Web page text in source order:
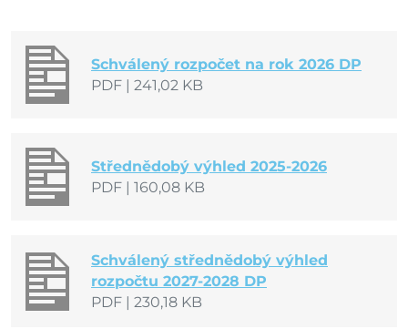
Schválený rozpočet na rok 2026 DP
PDF
241,02 KB
Střednědobý výhled 2025-2026
PDF
160,08 KB
Schválený střednědobý výhled
rozpočtu 2027-2028 DP
PDF
230,18 KB